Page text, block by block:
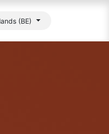
(BE)